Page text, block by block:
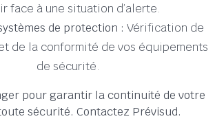
face à une situation d’alerte.
de protection : Vérification de
de la conformité de vos équipements
de sécurité.
pour garantir la continuité de votre
sécurité. Contactez Prévisud.